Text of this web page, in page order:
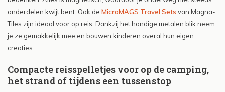
onderdelen kwijt bent. Ook de MicroMAGS Travel Sets van Magna-
Tiles zijn ideaal voor op reis. Dankzij het handige metalen blik neem
je ze gemakkelijk mee en bouwen kinderen overal hun eigen
creaties.
Compacte reisspelletjes voor op de camping,
het strand of tijdens een tussenstop